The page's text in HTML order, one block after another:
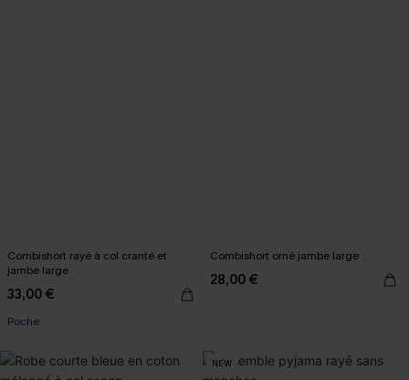
Combishort rayé à col cranté et
jambe large
33,00 €
Poche
Combishort orné jambe large
28,00 €
NEW